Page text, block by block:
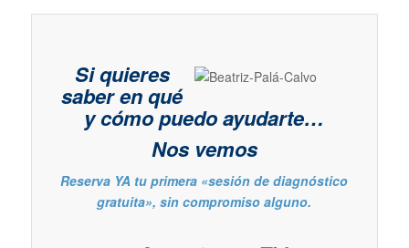
Si quieres
saber en qué
y cómo puedo ayudarte…
Nos vemos
Reserva YA tu primera «sesión de diagnóstico
gratuita», sin compromiso alguno.